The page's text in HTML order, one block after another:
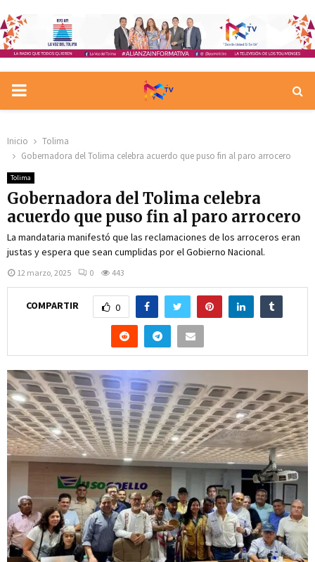
PRIMARY
Inicio
Tolima
Gobernadora del Tolima celebra acuerdo que puso fin al paro arrocero
Tolima
Gobernadora del Tolima celebra
acuerdo que puso fin al paro arrocero
La mandataria manifestó que las reclamaciones de los arroceros eran
justas y espera que sean cumplidas por el Gobierno Nacional.
12 marzo, 2025 0 443
COMPARTIR 0